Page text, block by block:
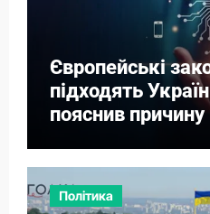
Європейські
підходять
пояснив причину
Політика